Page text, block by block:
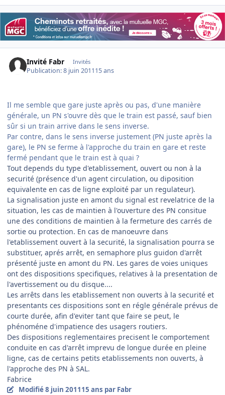
Invité Fabr Invités
Publication:8 juin 201115 ans
Il me semble que gare juste après ou pas, d'une manière
générale, un PN s'ouvre dès que le train est passé, sauf bien
sûr si un train arrive dans le sens inverse.
Par contre, dans le sens inverse justement (PN juste après la
gare), le PN se ferme à l'approche du train en gare et reste
fermé pendant que le train est à quai ?
Tout depends du type d'etablissement, ouvert ou non à la
securité (présence d'un agent circulation, ou diposition
equivalente en cas de ligne exploité par un regulateur).
La signalisation juste en amont du signal est revelatrice de la
situation, les cas de maintien à l'ouverture des PN consitue
une des conditions de maintien à la fermeture des carrés de
sortie ou protection. En cas de manoeuvre dans
l'etablissement ouvert à la securité, la signalisation pourra se
substituer, aprés arrêt, en semaphore plus guidon d'arrêt
présenté juste en amont du PN. Les gares de voies uniques
ont des dispositions specifiques, relatives à la presentation de
l'avertissement ou du disque....
Les arrêts dans les etablissement non ouverts à la securité et
presentants ces dispositions sont en régle générale prévus de
courte durée, afin d'eviter tant que faire se peut, le
phénoméne d'impatience des usagers routiers.
Des dispositions reglementaires precisent le comportement
conduite en cas d'arrêt imprevu de longue durée en pleine
ligne, cas de certains petits etablissements non ouverts, à
l'approche des PN à SAL.
Fabrice
Modifié8 juin 201115 ans par Fabr